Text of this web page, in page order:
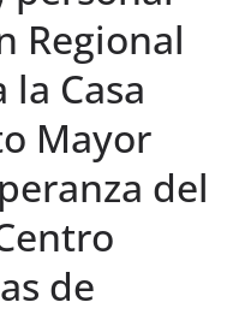
Regional
Casa
Mayor
del
de